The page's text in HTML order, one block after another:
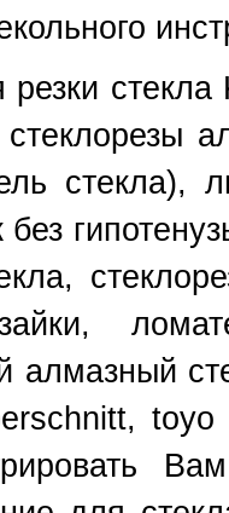
стекла
стекла),
без
алмазный